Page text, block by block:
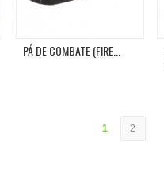
PÁ DE COMBATE (FIRE...
1 2